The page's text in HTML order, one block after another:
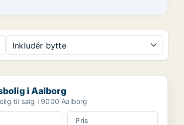
Inkludér bytte
i Aalborg
i Aalborg
til salg i 9000 Aalborg
Pris